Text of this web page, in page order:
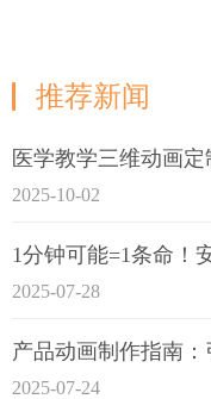
推荐新闻
医学教学三维动画
2025-10-02
2025-07-28
产品动画制作指南
2025-07-24